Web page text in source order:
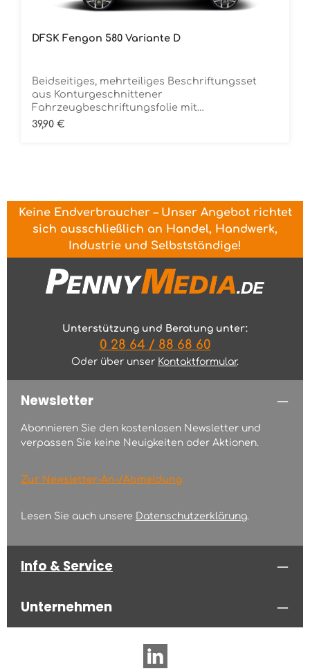
DFSK Fengon 580 Variante D
Beidseitiges, mehrteiliges Beschriftungsset
aus Konturgeschnittener
Fahrzeugbeschriftungsfolie mit
ÜbertragungstapeDie Folie ist Rückstandsfrei
Regulärer Preis:
39,90 €
Keine Endverbraucher – Unser Angebot richtet
sich ausschließlich an Handel, Handwerk,
Industrie und Selbstständige!
Unterstützung und Beratung unter:
0 28 64 / 88 68 60
Oder über unser Kontaktformular.
Newsletter
Abonnieren Sie den kostenlosen Newsletter und
verpassen Sie keine Neuigkeiten oder Aktionen.
Zur Newsletter-An-/Abmeldung
Lesen Sie auch unsere Datenschutzerklärung.
Info & Service
Unternehmen